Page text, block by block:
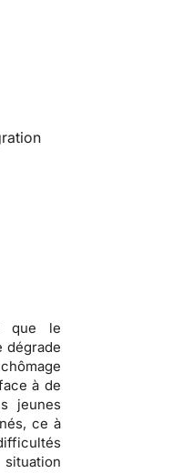
que le
dégrade
à de
jeunes
ce à